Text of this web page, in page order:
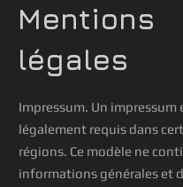
Mentions
légales
Impressum. Un impressum
légalement requis dans
régions. Ce modèle ne
informations générales et